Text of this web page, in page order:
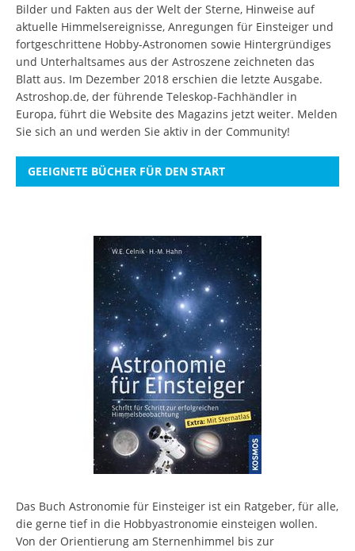
Bilder und Fakten aus der Welt der Sterne, Hinweise auf
aktuelle Himmelsereignisse, Anregungen für Einsteiger und
fortgeschrittene Hobby-Astronomen sowie Hintergründiges
und Unterhaltsames aus der Astroszene zeichneten das
Blatt aus. Im Dezember 2018 erschien die letzte Ausgabe.
Astroshop.de, der führende Teleskop-Fachhändler in
Europa, führt die Website des Magazins jetzt weiter. Melden
Sie sich an und werden Sie aktiv in der Community!
GEEIGNETE BÜCHER FÜR DEN START
Das Buch Astronomie für Einsteiger ist ein Ratgeber, für alle,
die gerne tief in die Hobbyastronomie einsteigen wollen.
Von der Orientierung am Sternenhimmel bis zur